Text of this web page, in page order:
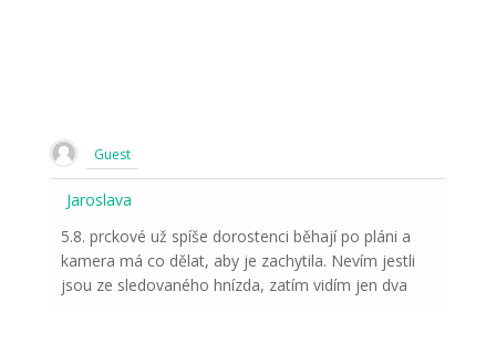
Guest
Jaroslava
5.8. prckové už spíše dorostenci běhají po pláni a
kamera má co dělat, aby je zachytila. Nevím jestli
jsou ze sledovaného hnízda, zatím vidím jen dva